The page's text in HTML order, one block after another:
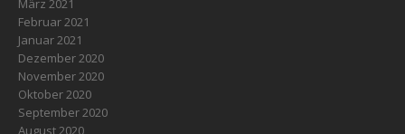
März 2021
Februar 2021
Januar 2021
Dezember 2020
November 2020
Oktober 2020
September 2020
August 2020